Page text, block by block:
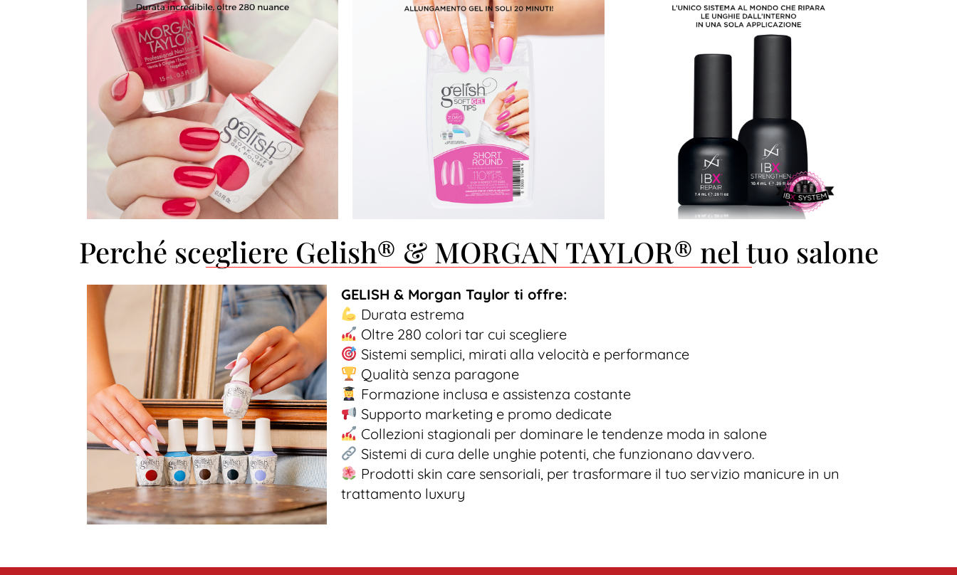
Perché scegliere Gelish® & MORGAN TAYLOR® nel tuo salone
GELISH & Morgan Taylor ti offre:
Durata estrema
Oltre 280 colori tar cui scegliere
Sistemi semplici, mirati alla velocità e performance
Qualità senza paragone
Formazione inclusa e assistenza costante
Supporto marketing e promo dedicate
Collezioni stagionali per dominare le tendenze moda in salone
Sistemi di cura delle unghie potenti, che funzionano davvero.
Prodotti skin care sensoriali, per trasformare il tuo servizio manicure in un
trattamento luxury